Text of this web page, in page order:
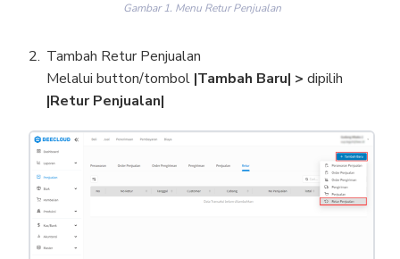
Gambar 1. Menu Retur Penjualan
Tambah Retur Penjualan
Melalui button/tombol |Tambah Baru| > dipilih
|Retur Penjualan|